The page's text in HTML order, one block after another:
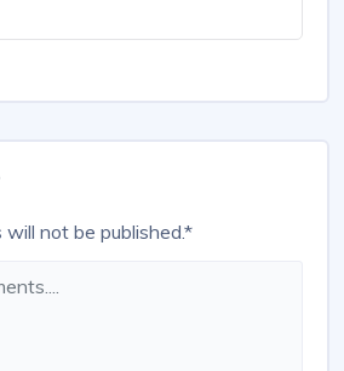
will not be published.*